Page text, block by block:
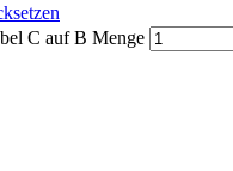
C auf B Menge